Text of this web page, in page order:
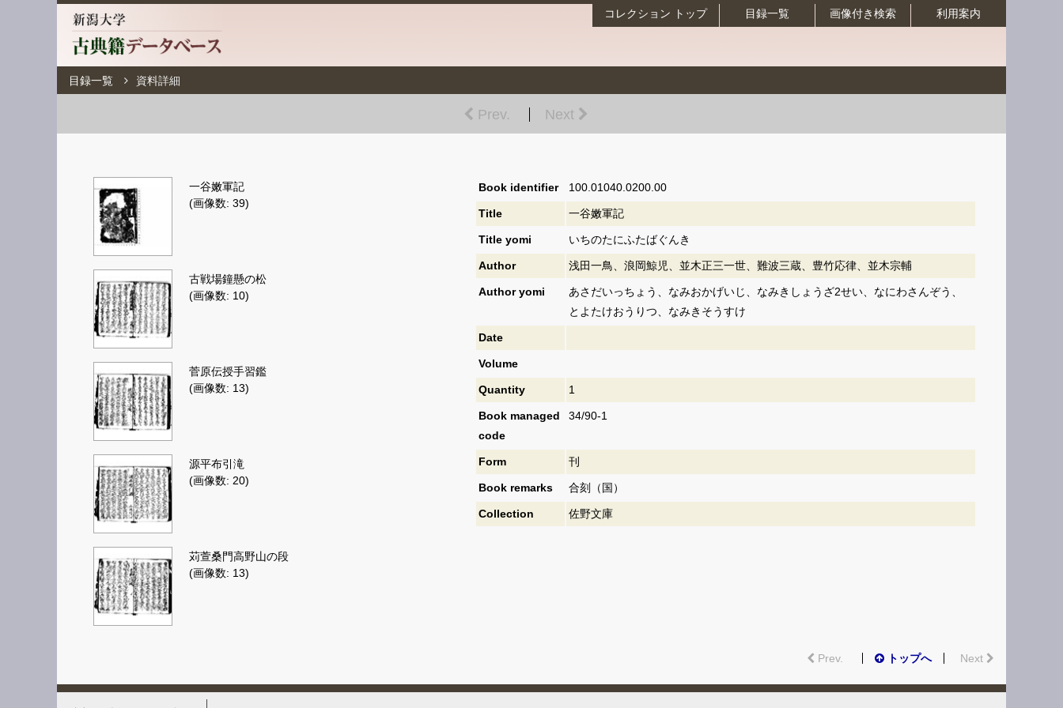
利用案内
画像付き検索
目録一覧
コレクション トップ
目録一覧 資料詳細
Prev. Next
Book identifier 100.01040.0200.00
Title 一谷嫩軍記
Title yomi いちのたにふたばぐんき
Author 浅田一鳥、浪岡鯨児、並木正三一世、難波三蔵、豊竹応律、並木宗輔
Author yomi
あさだいっちょう、なみおかげいじ、なみきしょうざ2せい、なにわさんぞう、
とよたけおうりつ、なみきそうすけ
Date
Volume
Quantity 1
Book managed
code
34/90-1
Form 刊
Book remarks 合刻（国）
Collection 佐野文庫
一谷嫩軍記
(画像数: 39)
古戦場鐘懸の松
(画像数: 10)
菅原伝授手習鑑
(画像数: 13)
源平布引滝
(画像数: 20)
苅萱桑門高野山の段
(画像数: 13)
Prev. トップへ Next